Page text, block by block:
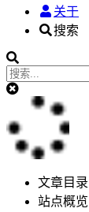
关于
搜索
文章目录
站点概览